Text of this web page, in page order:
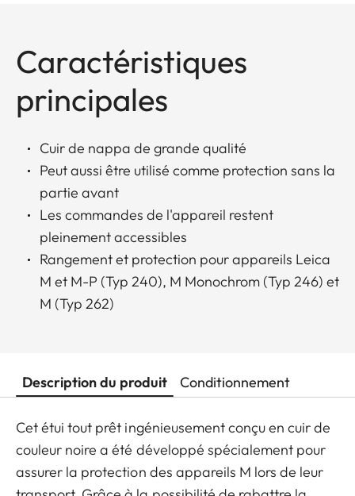
Caractéristiques
principales
Cuir de nappa de grande qualité
Peut aussi être utilisé comme protection sans la
partie avant
Les commandes de l'appareil restent
pleinement accessibles
Rangement et protection pour appareils Leica
M et M-P (Typ 240), M Monochrom (Typ 246) et
M (Typ 262)
Description du produit Conditionnement
Cet étui tout prêt ingénieusement conçu en cuir de
couleur noire a été développé spécialement pour
assurer la protection des appareils M lors de leur